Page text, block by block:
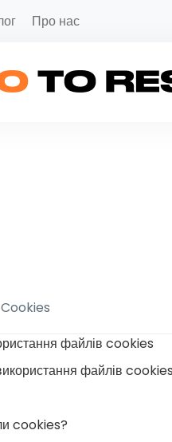
Про нас
Cookies
файлів cookies
файлів
cookies?